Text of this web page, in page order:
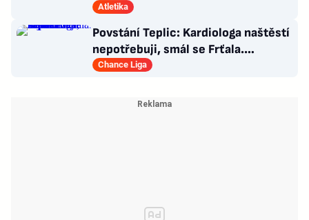
co se stalo!
Atletika
Povstání Teplic: Kardiologa naštěstí
nepotřebuji, smál se Frťala.
Promluvil o zájmu Plzně
Chance Liga